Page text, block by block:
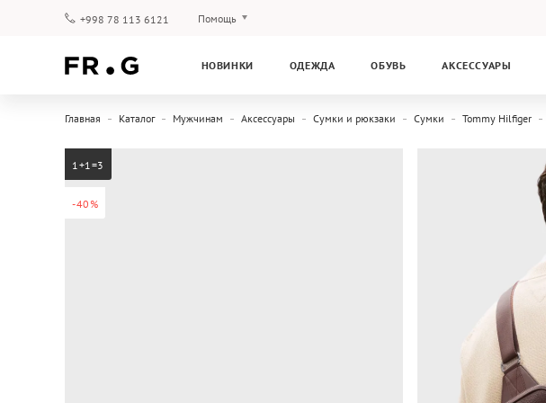
+998 78 113 6121 Помощь
НОВИНКИ ОДЕЖДА ОБУВЬ АКСЕССУАРЫ
Главная Каталог Мужчинам Аксессуары Сумки и рюкзаки Сумки Tommy Hilfiger
-40%
1+1=3